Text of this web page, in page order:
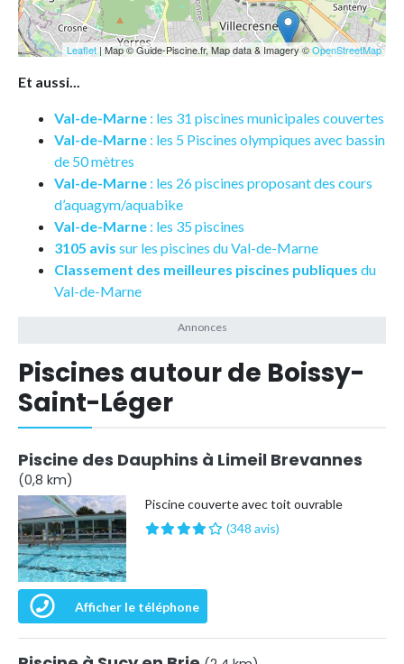
Leaflet| Map © Guide-Piscine.fr, Map data & Imagery ©OpenStreetMap
Et aussi...
Val-de-Marne : les 31 piscines municipales couvertes
Val-de-Marne : les 5 Piscines olympiques avec bassin
de 50 mètres
Val-de-Marne : les 26 piscines proposant des cours
d’aquagym/aquabike
Val-de-Marne : les 35 piscines
3105 avis sur les piscines du Val-de-Marne
Classement des meilleures piscines publiques du
Val-de-Marne
Piscines autour de Boissy-
Saint-Léger
Piscine des Dauphins à Limeil Brevannes
(0,8 km)
Piscine couverte avec toit ouvrable
(348 avis)
Afficher le téléphone